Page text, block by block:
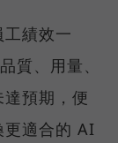
績效一
質、用量、
預期，便
更適合的 AI